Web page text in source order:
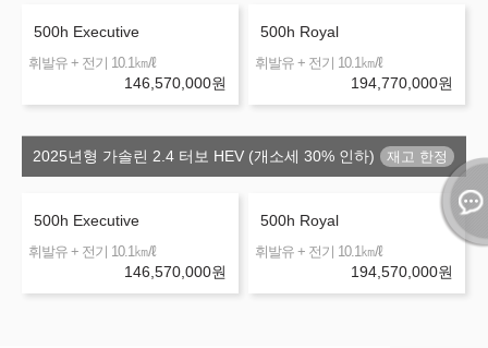
500h Executive
휘발유 + 전기 10.1㎞/ℓ
146,570,000원
500h Royal
휘발유 + 전기 10.1㎞/ℓ
194,770,000원
2025년형 가솔린 2.4 터보 HEV (개소세 30% 인하)
500h Executive
휘발유 + 전기 10.1 ㎞/ℓ
146,570,000원
500h Royal
휘발유 + 전기 10.1 ㎞/ℓ
194,570,000원